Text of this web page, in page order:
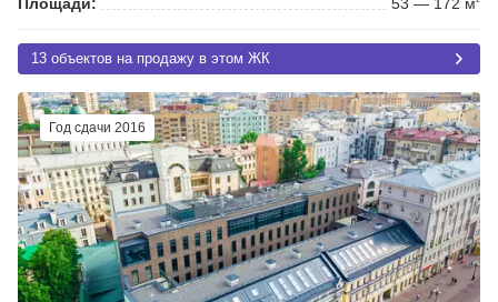
13 объектов на продажу в этом ЖК
Год сдачи 2016